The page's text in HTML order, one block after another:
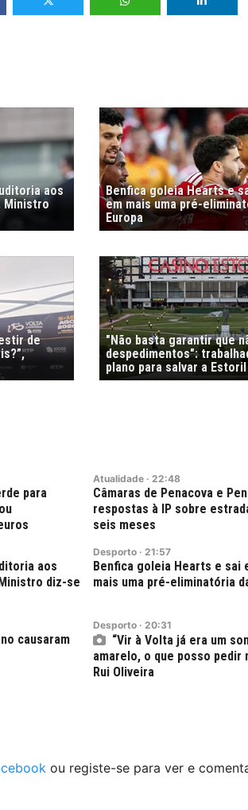
aos
Ministro
Benfica goleia Hearts e
em mais uma pré-
Europa
de
"Não basta garantir que
despedimentos":
plano para salvar a
para
Atualidade · 22:48
Câmaras de Penacova e
respostas à IP sobre
seis meses
aos
diz-se
Desporto · 21:57
Benfica goleia Hearts e sai
mais uma pré-eliminatória
causaram
Desporto · 20:31
“Vir à Volta já era um
amarelo, o que posso pedir
Rui Oliveira
ou registe-se para ver e